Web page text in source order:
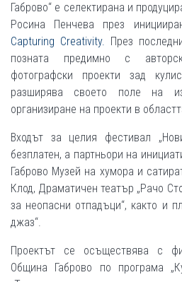
Габрово“ е селектирана и
Росина Пенчева през
Capturing Creativity. През
позната предимно с
фотографски проекти зад
разширява своето поле на
организиране на проекти в
Входът за целия фестивал
безплатен, а партньори на
Габрово Музей на хумора и
Клод, Драматичен театър „Рачо
за неопасни отпадъци“, както и
джаз“.
Проектът се осъществява с
Община Габрово по програма